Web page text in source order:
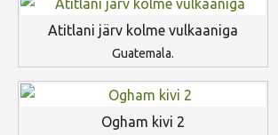
Atitlani järv kolme vulkaaniga
Guatemala.
Ogham kivi 2